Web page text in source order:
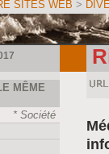
MÊME
* Société
SITES WEB >